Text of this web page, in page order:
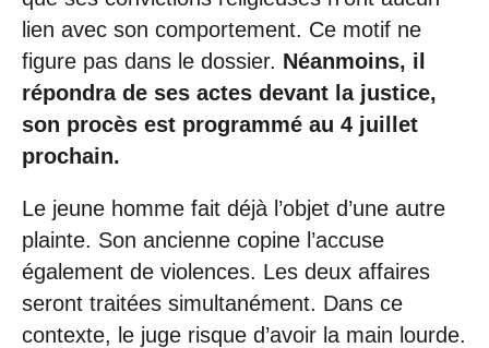
lien avec son comportement. Ce motif ne
figure pas dans le dossier. Néanmoins, il
répondra de ses actes devant la justice,
son procès est programmé au 4 juillet
prochain.
Le jeune homme fait déjà l’objet d’une autre
plainte. Son ancienne copine l’accuse
également de violences. Les deux affaires
seront traitées simultanément. Dans ce
contexte, le juge risque d’avoir la main lourde.